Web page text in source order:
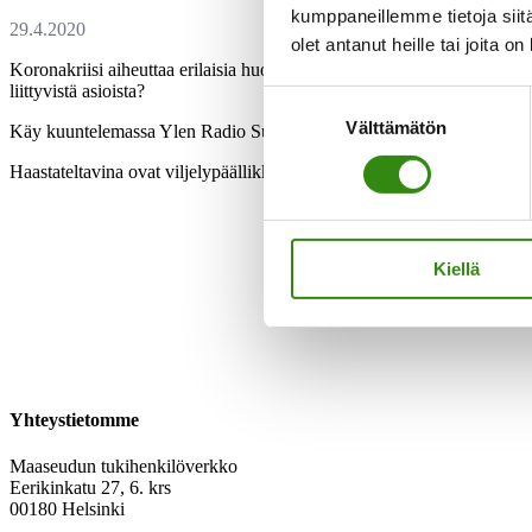
kumppaneillemme tietoja
olet antanut heille tai joita
valinta
Välttämätön
Kiellä
Koronakriisi aiheuttaa erilaisia huolia maaseudulla. Mistä apua, jos
liittyvistä asioista?
Käy kuuntelemassa Ylen Radio Suomen päivässä 27.4.20 julkaistu
Haastateltavina ovat viljelypäällikkö Jukka Niittyoja Ylöjärveltä
Yhteystietomme
Maaseudun tukihenkilöverkko
Eerikinkatu 27, 6. krs
00180 Helsinki